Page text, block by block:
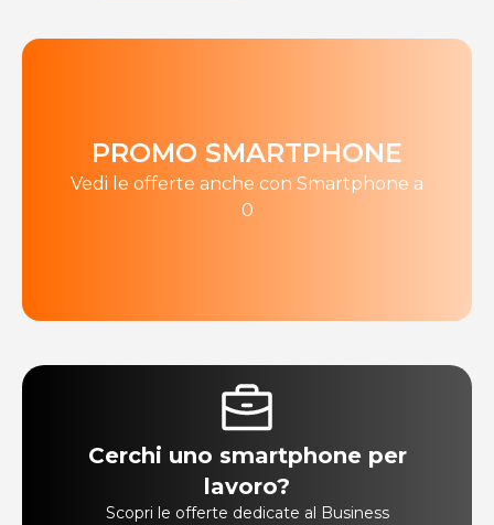
PROMO SMARTPHONE
Vedi le offerte anche con Smartphone a
0
Cerchi uno smartphone per
lavoro?
Scopri le offerte dedicate al Business